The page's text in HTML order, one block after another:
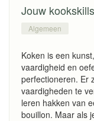
Jouw
Algemeen
Koken is een
vaardigheid en
perfectioneren. Er
vaardigheden te
leren hakken van
bouillon. Maar als